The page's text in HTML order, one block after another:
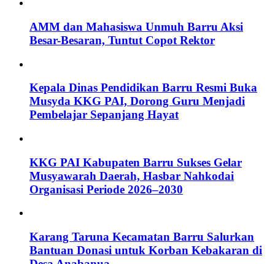
AMM dan Mahasiswa Unmuh Barru Aksi
Besar-Besaran, Tuntut Copot Rektor
Kepala Dinas Pendidikan Barru Resmi Buka
Musyda KKG PAI, Dorong Guru Menjadi
Pembelajar Sepanjang Hayat
KKG PAI Kabupaten Barru Sukses Gelar
Musyawarah Daerah, Hasbar Nahkodai
Organisasi Periode 2026–2030
Karang Taruna Kecamatan Barru Salurkan
Bantuan Donasi untuk Korban Kebakaran di